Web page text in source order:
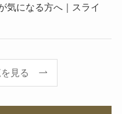
気になる方へ｜スライ
見る